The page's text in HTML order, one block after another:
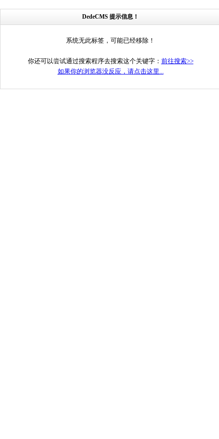
DedeCMS 提示信息！
系统无此标签，可能已经移除！
你还可以尝试通过搜索程序去搜索这个关键字： 前往搜索>>
如果你的浏览器没反应，请点击这里...